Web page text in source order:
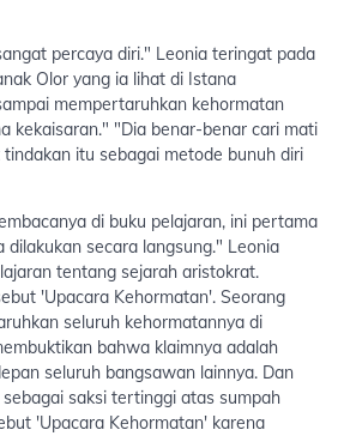
percaya diri." Leonia teringat pada
Olor yang ia lihat di Istana
mempertaruhkan kehormatan
kekaisaran." "Dia benar-benar cari mati
itu sebagai metode bunuh diri
di buku pelajaran, ini pertama
dilakukan secara langsung." Leonia
tentang sejarah aristokrat.
'Upacara Kehormatan'. Seorang
seluruh kehormatannya di
bahwa klaimnya adalah
seluruh bangsawan lainnya. Dan
saksi tertinggi atas sumpah
'Upacara Kehormatan' karena